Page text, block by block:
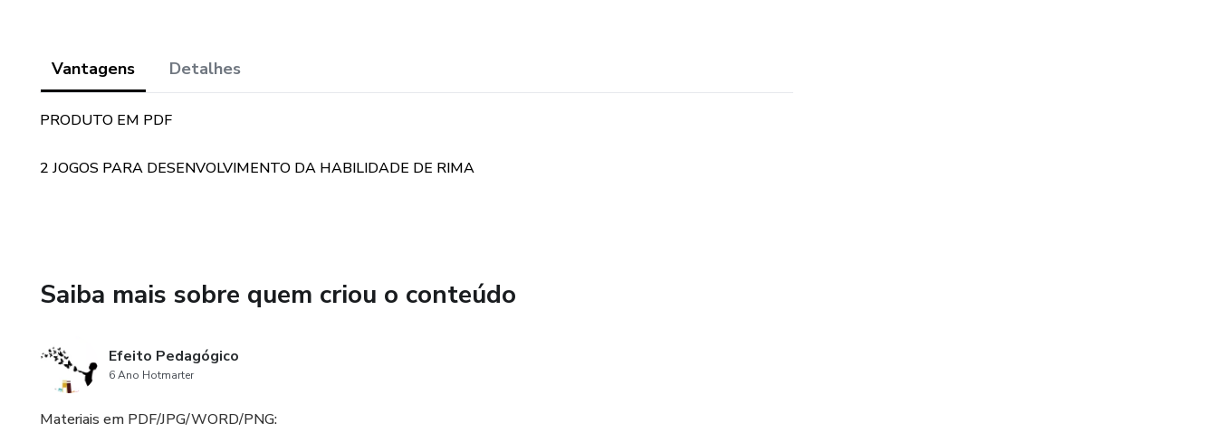
Atenção:
Vantagens Detalhes
PRODUTO EM PDF
2 JOGOS PARA DESENVOLVIMENTO DA HABILIDADE DE RIMA
Saiba mais sobre quem criou o conteúdo
Efeito Pedagógico
6 Ano Hotmarter
Materiais em PDF/JPG/WORD/PNG: